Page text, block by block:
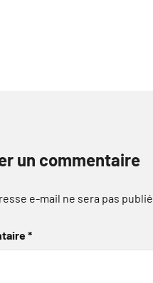
un commentaire
e-mail ne sera pas
*